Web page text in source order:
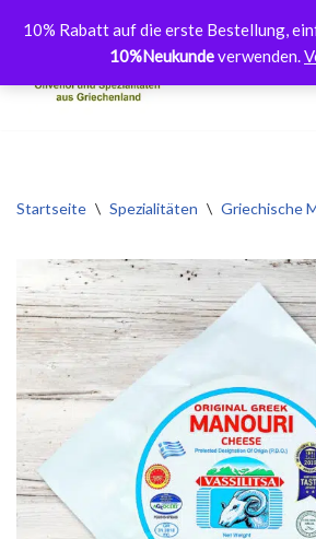
10% Rabatt auf die erste Bestellung,
10%Neukundeverwenden.
Inhalt
Startseite \ Spezialitäten \ Griechische